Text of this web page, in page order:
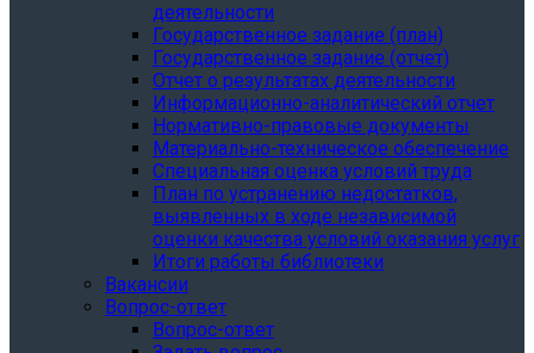
деятельности
Государственное задание (план)
Государственное задание (отчет)
Отчет о результатах деятельности
Информационно-аналитический отчет
Нормативно-правовые документы
Материально-техническое обеспечение
Специальная оценка условий труда
План по устранению недостатков,
выявленных в ходе независимой
оценки качества условий оказания услуг
Итоги работы библиотеки
Вакансии
Вопрос-ответ
Вопрос-ответ